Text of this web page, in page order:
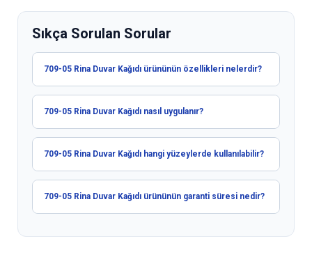
Sıkça Sorulan Sorular
709-05 Rina Duvar Kağıdı ürününün özellikleri nelerdir?
709-05 Rina Duvar Kağıdı nasıl uygulanır?
709-05 Rina Duvar Kağıdı hangi yüzeylerde kullanılabilir?
709-05 Rina Duvar Kağıdı ürününün garanti süresi nedir?